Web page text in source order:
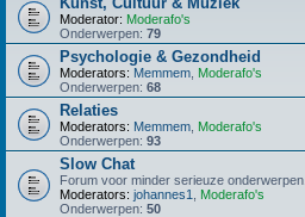
Moderator: Moderafo's
Onderwerpen: 79
Psychologie & Gezondheid
Moderators: Memmem Moderafo's
Onderwerpen: 68
Relaties
Moderators: Memmem Moderafo's
Onderwerpen: 93
Slow Chat
Forum voor minder serieuze onderwerpen.
Moderators: johannes1
Moderafo's
Onderwerpen: 50